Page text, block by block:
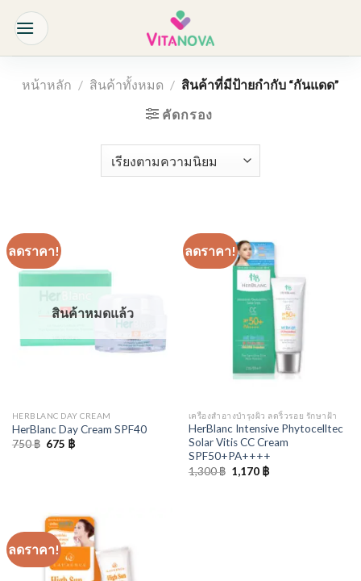
content
หน้าหลัก / สินค้าทั้งหมด / สินค้าที่มีป้ายกำกับ “กันแดด”
คัดกรอง
ลดราคา!
สินค้าหมดแล้ว
HERBLANC DAY CREAM
HerBlanc Day Cream SPF40
750฿ Original
675 ฿Current
ลดราคา!
เครืองสำอางบำรุงผิว ลดริ้วรอย รักษาฝ้า
HerBlanc Intensive Phytocelltec
Solar Vitis CC Cream
SPF50+PA++++
1,300฿ Original
price
1,170 ฿Current
ลดราคา!